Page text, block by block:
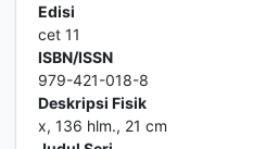
Edisi
cet 11
ISBN/ISSN
979-421-018-8
Deskripsi Fisik
x, 136 hlm., 21 cm